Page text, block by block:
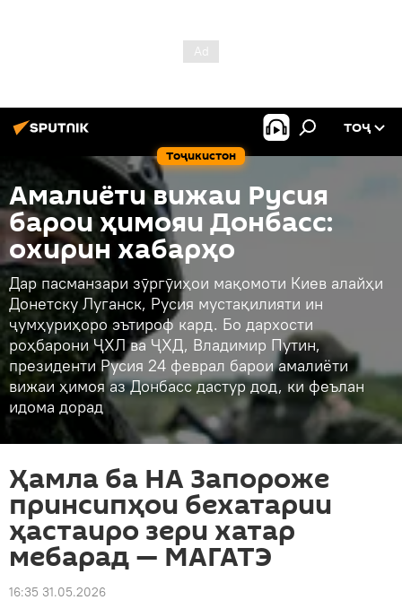
Тоҷикистон
ТОҶ
Амалиёти вижаи Русия
барои ҳимояи Донбасс:
охирин хабарҳо
Дар пасманзари зӯргӯиҳои мақомоти Киев алайҳи
Донетску Луганск, Русия мустақилияти ин
ҷумҳуриҳоро эътироф кард. Бо дархости
роҳбарони ҶХЛ ва ҶХД, Владимир Путин,
президенти Русия 24 феврал барои амалиёти
вижаи ҳимоя аз Донбасс дастур дод, ки феълан
идома дорад
Ҳамла ба НА Запороже
принсипҳои бехатарии
ҳастаиро зери хатар
мебарад — МАГАТЭ
16:35 31.05.2026